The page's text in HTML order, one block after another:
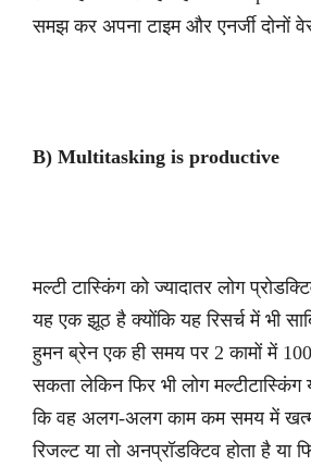
समझ कर अपना टाइम और एनर्जी दोनों
B) Multitasking is productive
मल्टी टास्किंग को ज्यादातर लोग
यह एक झूठ है क्योंकि यह रिसर्च में भी
हुमन ब्रेन एक ही समय पर 2 कामों में
सकता लेकिन फिर भी लोग
कि वह अलग-अलग काम कम समय में
रिजल्ट या तो अनप्रॉडक्टिव होता है या